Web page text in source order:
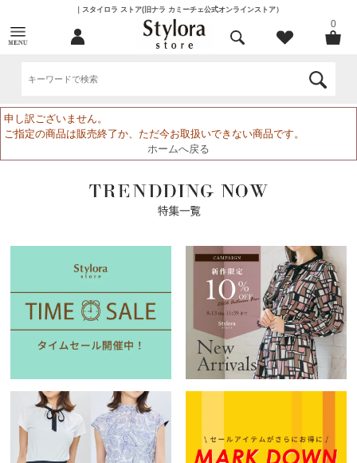
｜スタイロラ ストア(旧ナラ カミーチェ公式オンラインストア）
0
申し訳ございません。
ご指定の商品は販売終了か、ただ今お取扱いできない商品です。
ホームへ戻る